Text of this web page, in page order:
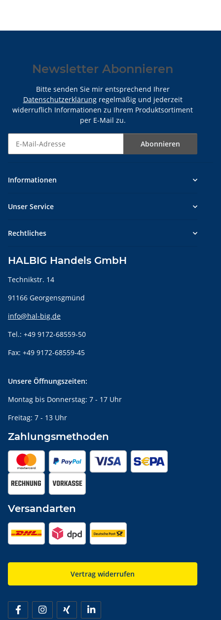
Newsletter Abonnieren
Bitte senden Sie mir entsprechend Ihrer
Datenschutzerklärungregelmäßig und jederzeit
widerruflich Informationen zu Ihrem Produktsortiment
per E-Mail zu.
Abonnieren
Informationen
Unser Service
Rechtliches
HALBIG Handels GmbH
Technikstr. 14
91166 Georgensgmünd
info@hal-big.de
Tel.: +49 9172-68559-50
Fax: +49 9172-68559-45
Unsere Öffnungszeiten:
Montag bis Donnerstag: 7 - 17 Uhr
Freitag: 7 - 13 Uhr
Zahlungsmethoden
Versandarten
Vertrag widerrufen